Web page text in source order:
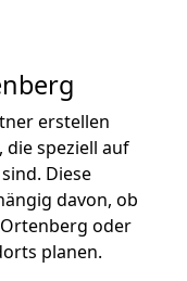
erstellen
speziell auf
Diese
davon, ob
oder
planen.